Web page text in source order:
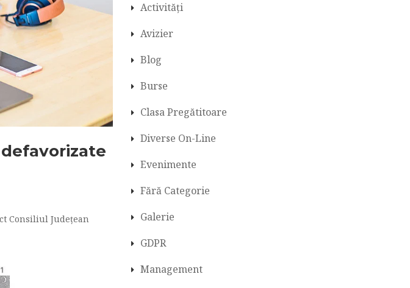
Consiliul Județean
Activități
Avizier
Blog
Burse
Clasa Pregătitoare
Diverse On-Line
Evenimente
Fără Categorie
Galerie
GDPR
Management